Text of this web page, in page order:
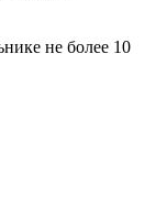
не более 10